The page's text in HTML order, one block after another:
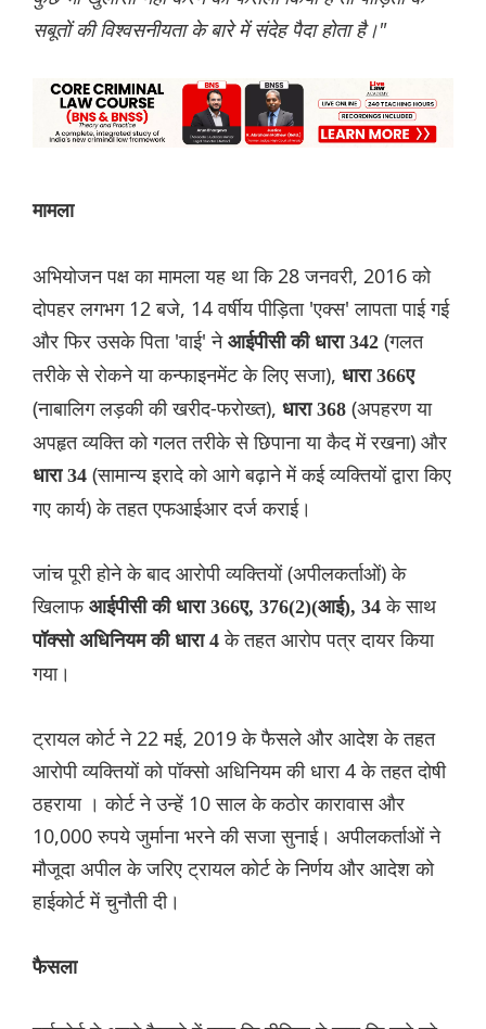
सबूतों की विश्वसनीयता के बारे में संदेह पैदा होता है।"
मामला
अभियोजन पक्ष का मामला यह था कि 28 जनवरी, 2016 को
दोपहर लगभग 12 बजे, 14 वर्षीय पीड़िता 'एक्स' लापता पाई गई
और फिर उसके पिता 'वाई' ने आईपीसी की धारा 342 (गलत
तरीके से रोकने या कन्फाइनमेंट के लिए सजा), धारा 366ए
(नाबालिग लड़की की खरीद-फरोख्त), धारा 368 (अपहरण या
अपहृत व्यक्ति को गलत तरीके से छिपाना या कैद में रखना) और
धारा 34 (सामान्य इरादे को आगे बढ़ाने में कई व्यक्तियों द्वारा किए
गए कार्य) के तहत एफआईआर दर्ज कराई।
जांच पूरी होने के बाद आरोपी व्यक्तियों (अपीलकर्ताओं) के
खिलाफ आईपीसी की धारा 366ए, 376(2)(आई), 34के साथ
पॉक्सो अधिनियम की धारा 4के तहत आरोप पत्र दायर किया
गया।
ट्रायल कोर्ट ने 22 मई, 2019 के फैसले और आदेश के तहत
आरोपी व्यक्तियों को पॉक्सो अधिनियम की धारा 4 के तहत दोषी
ठहराया । कोर्ट ने उन्हें 10 साल के कठोर कारावास और
10,000 रुपये जुर्माना भरने की सजा सुनाई। अपीलकर्ताओं ने
मौजूदा अपील के जरिए ट्रायल कोर्ट के निर्णय और आदेश को
हाईकोर्ट में चुनौती दी।
फैसला